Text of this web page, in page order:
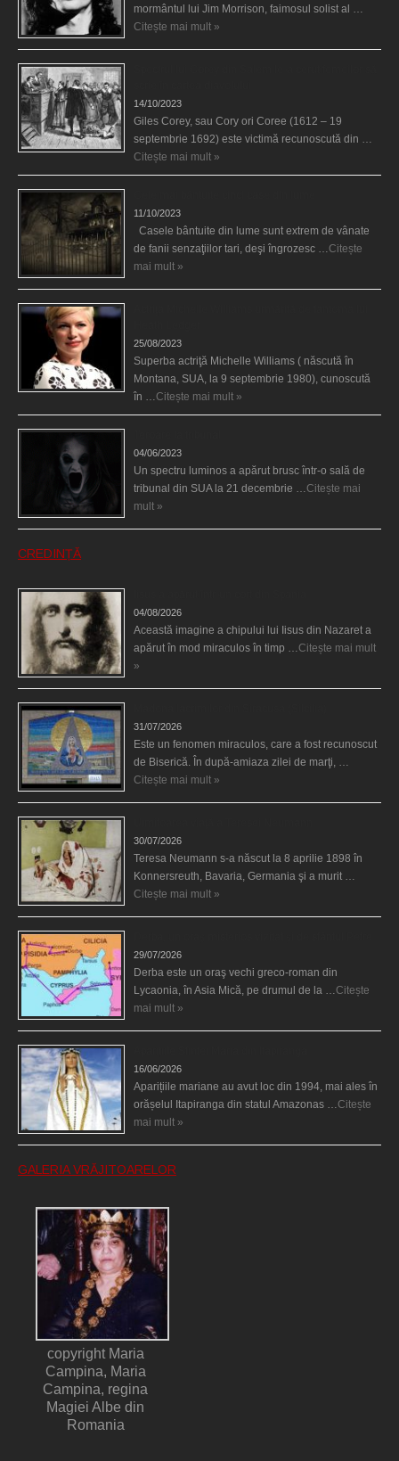
mormântul lui Jim Morrison, faimosul solist al …
Citește mai mult »
14/10/2023
Giles Corey, sau Cory ori Coree (1612 – 19
septembrie 1692) este victimă recunoscută din …
Citește mai mult »
11/10/2023
Casele bântuite din lume sunt extrem de vânate
de fanii senzaţiilor tari, deşi îngrozesc …Citește
mai mult »
25/08/2023
Superba actriţă Michelle Williams ( născută în
Montana, SUA, la 9 septembrie 1980), cunoscută
în …Citește mai mult »
04/06/2023
Un spectru luminos a apărut brusc într-o sală de
tribunal din SUA la 21 decembrie …Citește mai
mult »
CREDINȚĂ
04/08/2026
Această imagine a chipului lui Iisus din Nazaret a
apărut în mod miraculos în timp …Citește mai mult
»
31/07/2026
Este un fenomen miraculos, care a fost recunoscut
de Biserică. În după-amiaza zilei de marţi, …
Citește mai mult »
30/07/2026
Teresa Neumann s-a născut la 8 aprilie 1898 în
Konnersreuth, Bavaria, Germania şi a murit …
Citește mai mult »
29/07/2026
Derba este un oraş vechi greco-roman din
Lycaonia, în Asia Mică, pe drumul de la …Citește
mai mult »
16/06/2026
Aparițiile mariane au avut loc din 1994, mai ales în
orășelul Itapiranga din statul Amazonas …Citește
mai mult »
GALERIA VRĂJITOARELOR
copyright Maria
Campina, Maria
Campina, regina
Magiei Albe din
Romania